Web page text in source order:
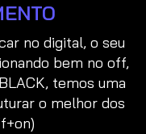
no digital, o seu
bem no off,
temos uma
o melhor dos